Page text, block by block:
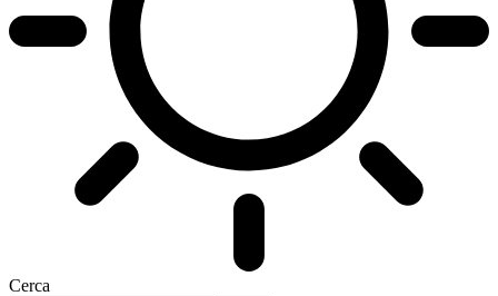
Cerca